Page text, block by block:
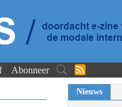
Abonneer
Nieuws